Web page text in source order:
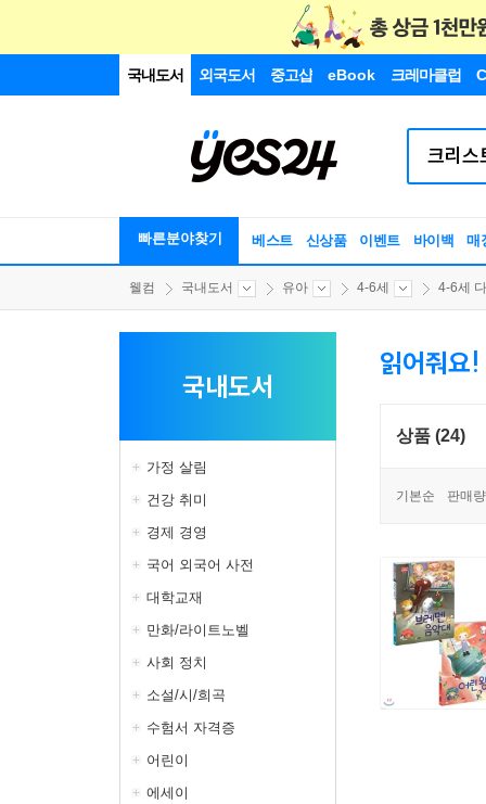
국내도서 외국도서 중고샵 eBook 크레마클럽
빠른분야찾기 베스트 신상품 이벤트 바이백 매
웰컴 국내도서 유아 4-6세 4-6세
국내도서
가정 살림
건강 취미
경제 경영
국어 외국어 사전
대학교재
만화/라이트노벨
사회 정치
소설/시/희곡
수험서 자격증
어린이
에세이
읽어줘요
상품 (24)
기본순 판매